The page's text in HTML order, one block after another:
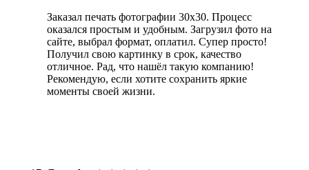
Заказал печать фотографии 30х30. Процесс
оказался простым и удобным. Загрузил фото на
сайте, выбрал формат, оплатил. Супер просто!
Получил свою картинку в срок, качество
отличное. Рад, что нашёл такую компанию!
Рекомендую, если хотите сохранить яркие
моменты своей жизни.